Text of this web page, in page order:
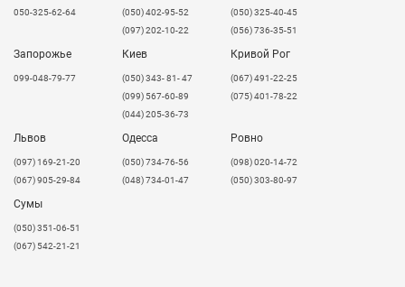
050-325-62-64
(050) 402-95-52
(097) 202-10-22
(050) 325-40-45
(056) 736-35-51
Запорожье
099-048-79-77
Киев
(050) 343- 81- 47
(099) 567-60-89
(044) 205-36-73
Кривой Рог
(067) 491-22-25
(075) 401-78-22
Львов
​(097) 169-21-20
(067) 905-29-84
Одесса
(050) 734-76-56
(048) 734-01-47
Ровно
(098) 020-14-72
(050) 303-80-97
Сумы
(050) 351-06-51
(067) 542-21-21